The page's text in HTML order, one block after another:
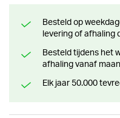
Besteld op weekdagen voor 13 uur? Klaar voor
levering of afhaling
Besteld tijdens het weekend? Klaar voor levering of
afhaling vanaf
Elk jaar 50.000